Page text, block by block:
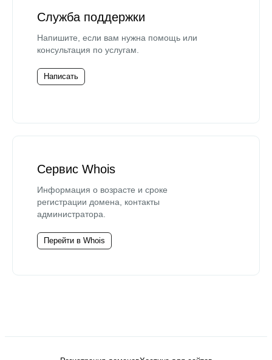
Служба поддержки
Напишите, если вам нужна помощь или
консультация по услугам.
Написать
Сервис Whois
Информация о возрасте и сроке
регистрации домена, контакты
администратора.
Перейти в Whois